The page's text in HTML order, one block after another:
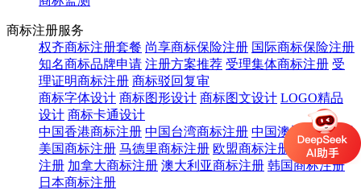
商标注册服务
权齐商标注册套餐 尚享商标保险注册 国际商标保险注册
知名商标品牌申请 注册方案推荐 受理集体商标注册 受
理证明商标注册 商标驳回复审
商标字体设计 商标图形设计 商标图文设计 LOGO精品
设计 商标卡通设计
中国香港商标注册 中国台湾商标注册 中国澳门商标注册
美国商标注册 马德里商标注册 欧盟商标注册
英国商标
注册 加拿大商标注册 澳大利亚商标注册 韩国商标注册
日本商标注册